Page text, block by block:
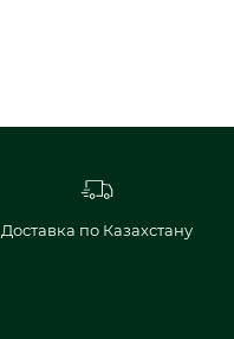
Доставка по Казахстану